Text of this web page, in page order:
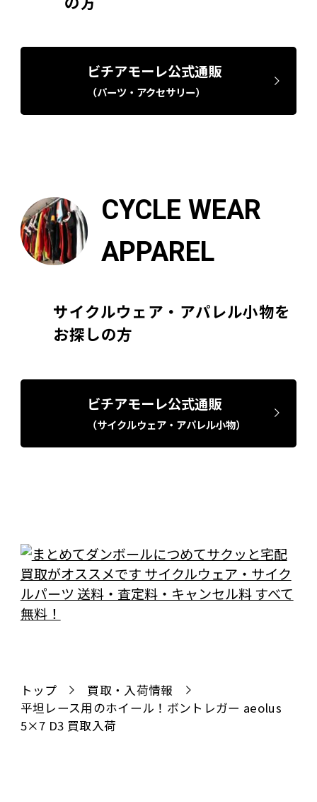
ビチアモーレ公式通販
（パーツ・アクセサリー）
CYCLE WEAR
APPAREL
サイクルウェア・アパレル小物を
お探しの方
ビチアモーレ公式通販
（サイクルウェア・アパレル小物）
トップ
買取・入荷情報
平坦レース用のホイール！ボントレガー aeolus
5×7 D3 買取入荷